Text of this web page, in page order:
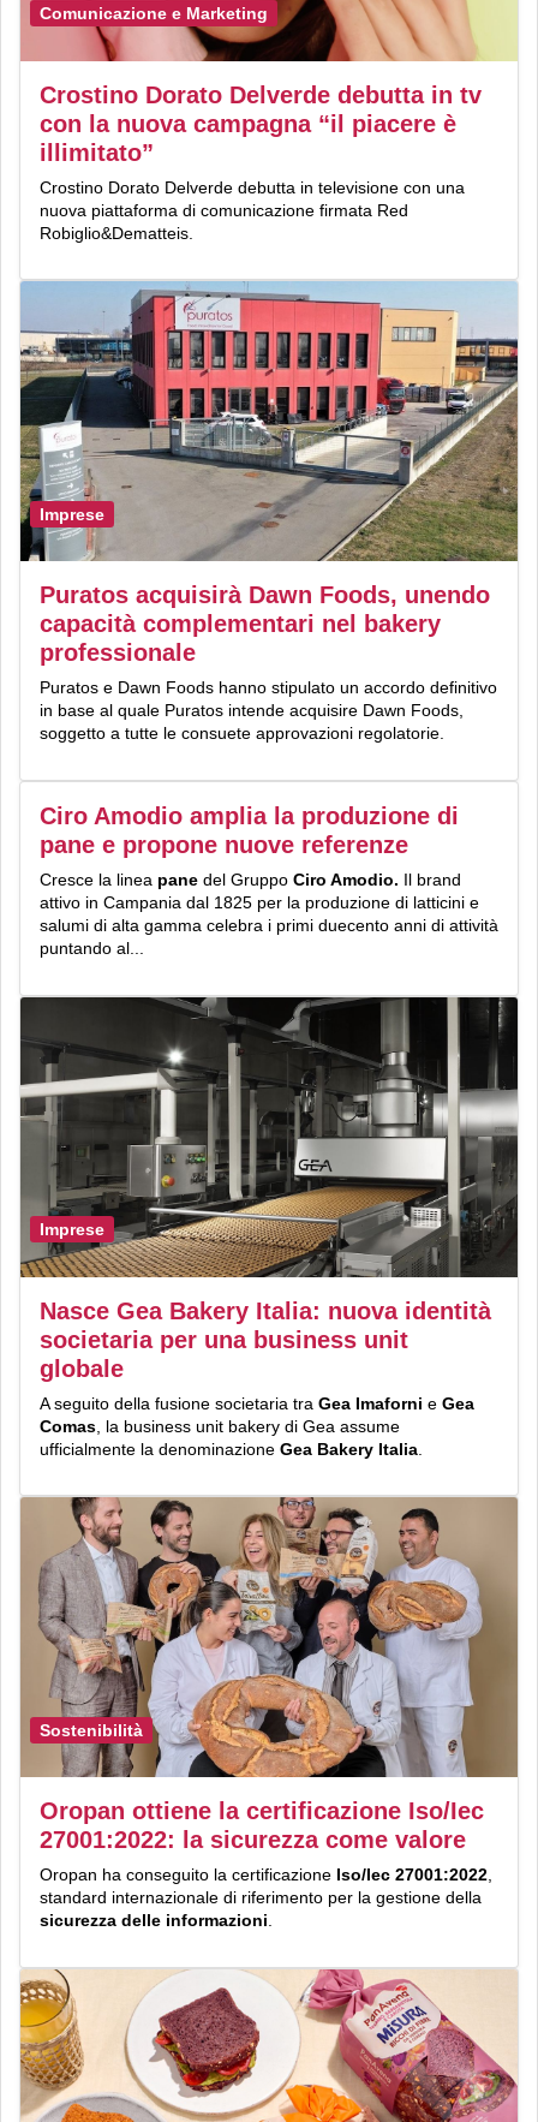
Comunicazione e Marketing
Crostino Dorato Delverde debutta in tv
con la nuova campagna “il piacere è
illimitato”
Crostino Dorato Delverde debutta in televisione con una
nuova piattaforma di comunicazione firmata Red
Robiglio&Dematteis.
Imprese
Puratos acquisirà Dawn Foods, unendo
capacità complementari nel bakery
professionale
Puratos e Dawn Foods hanno stipulato un accordo definitivo
in base al quale Puratos intende acquisire Dawn Foods,
soggetto a tutte le consuete approvazioni regolatorie.
Ciro Amodio amplia la produzione di
pane e propone nuove referenze
Cresce la linea pane del Gruppo Ciro Amodio. Il brand
attivo in Campania dal 1825 per la produzione di latticini e
salumi di alta gamma celebra i primi duecento anni di attività
puntando al...
Imprese
Nasce Gea Bakery Italia: nuova identità
societaria per una business unit
globale
A seguito della fusione societaria tra Gea Imaforni e Gea
Comas , la business unit bakery di Gea assume
ufficialmente la denominazione Gea Bakery Italia
Sostenibilità
Oropan ottiene la certificazione Iso/Iec
27001:2022: la sicurezza come valore
Oropan ha conseguito la certificazione Iso/Iec 27001:2022,
standard internazionale di riferimento per la gestione della
sicurezza delle informazioni.